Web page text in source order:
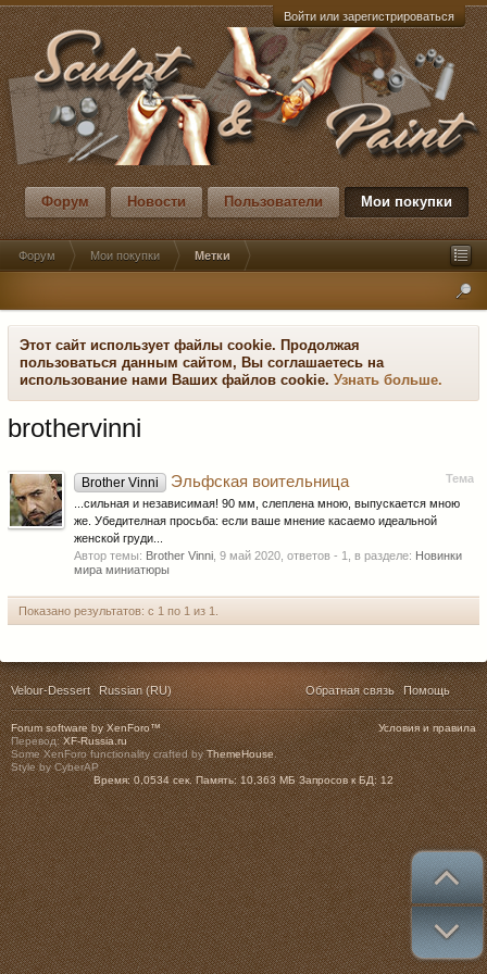
Войти или зарегистрироваться
Форум Новости Пользователи Мои покупки
Форум Мои покупки Метки
Этот сайт использует файлы cookie. Продолжая
пользоваться данным сайтом, Вы соглашаетесь на
использование нами Ваших файлов cookie. Узнать больше.
brothervinni
Тема
Brother Vinni Эльфская воительница
...сильная и независимая! 90 мм, слеплена мною, выпускается мною
же. Убедителная просьба: если ваше мнение касаемо идеальной
женской груди...
Автор темы: Brother Vinni 9 май 2020 , ответов - 1, в разделе: Новинки
мира миниатюры
Показано результатов: с 1 по 1 из 1.
Velour-Dessert Russian (RU) Обратная связь Помощь
Условия и правила
Forum software by XenForo™
Перевод:XF-Russia.ru
Some XenForo functionality crafted byThemeHouse.
Style by CyberAP
Время: 0,0534 сек. Память: 10,363 МБ Запросов к БД: 12